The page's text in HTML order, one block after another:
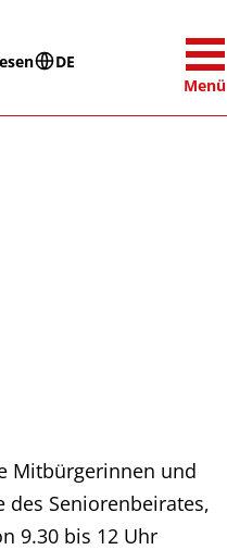
DE
Menü
Mitbürgerinnen und
des Seniorenbeirates,
9.30 bis 12 Uhr